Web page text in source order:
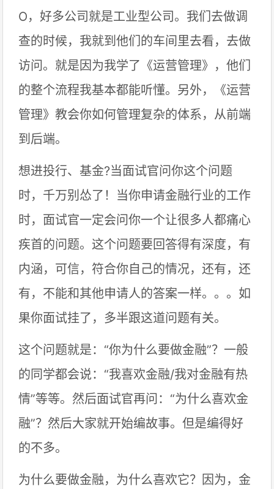
O，好多公司就是工业型公司。我们去做调
查的时候，我就到他们的车间里去看，去做
访问。就是因为我学了《运营管理》，他们
的整个流程我基本都能听懂。另外，《运营
管理》教会你如何管理复杂的体系，从前端
到后端。
想进投行、基金?当面试官问你这个问题
时，千万别怂了！当你申请金融行业的工作
时，面试官一定会问你一个让很多人都痛心
疾首的问题。这个问题要回答得有深度，有
内涵，可信，符合你自己的情况，还有，还
有，不能和其他申请人的答案一样。。。如
果你面试挂了，多半跟这道问题有关。
这个问题就是：“你为什么要做金融”？一般
的同学都会说：“我喜欢金融/我对金融有热
情”等等。然后面试官再问：“为什么喜欢金
融”？然后大家就开始编故事。但是编得好
的不多。
为什么要做金融，为什么喜欢它？因为，金